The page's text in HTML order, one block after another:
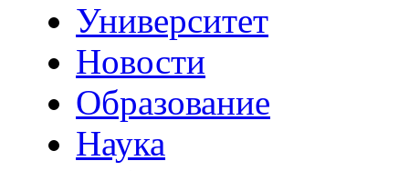
Университет
Новости
Образование
Наука